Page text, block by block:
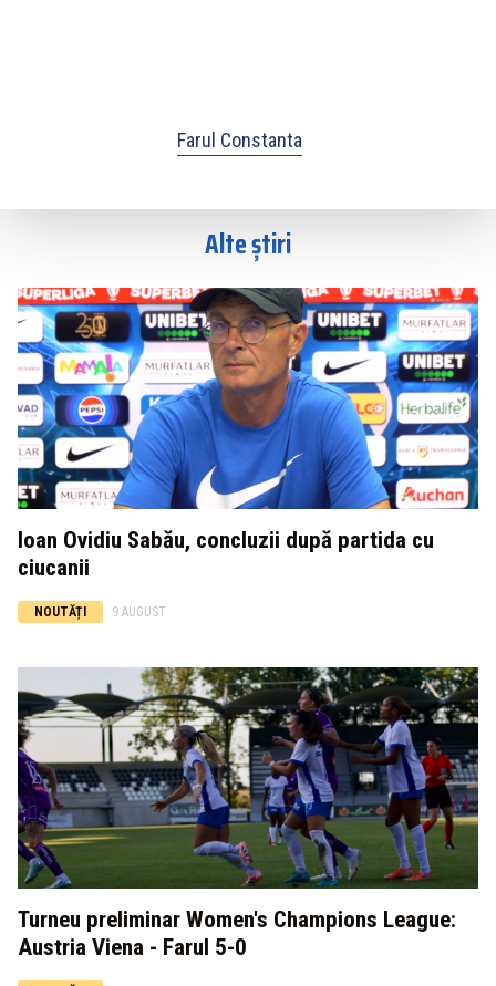
Farul Constanta
Alte știri
Ioan Ovidiu Sabău, concluzii după partida cu
ciucanii
NOUTĂȚI 9 AUGUST
Turneu preliminar Women's Champions League:
Austria Viena - Farul 5-0